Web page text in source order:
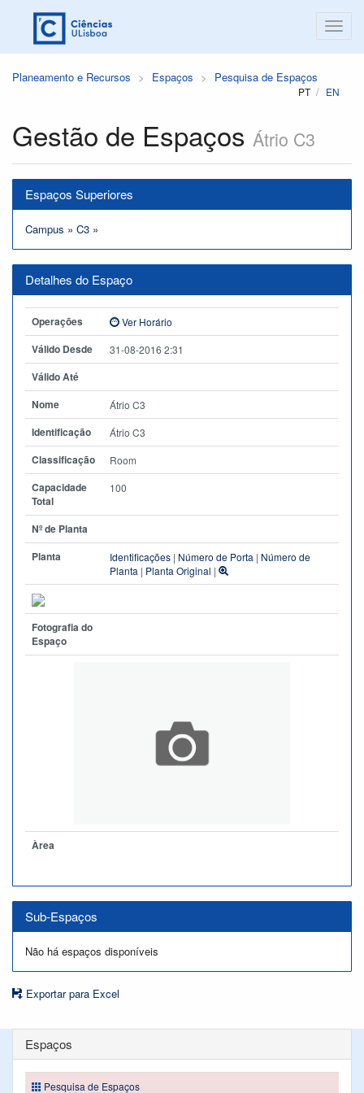
Planeamento e Recursos Espaços Pesquisa de Espaços
PT EN
Gestão de Espaços Átrio C3
Espaços Superiores
Campus » C3 »
Detalhes do Espaço
Operações Ver Horário
Válido Desde 31-08-2016 2:31
Válido Até
Nome
Átrio C3
Identificação Átrio C3
Classificação Room
Capacidade
Total
100
Nº de Planta
Planta
Identificações | Número de Porta | Número de
Planta | Planta Original |
Fotografia do
Espaço
Àrea
Sub-Espaços
Não há espaços disponíveis
Exportar para Excel
Espaços
Pesquisa de Espaços